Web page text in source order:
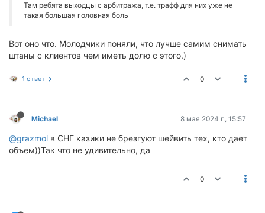
Там ребята выходцы с арбитража, т.е. трафф для них уже не
такая большая головная боль
Вот оно что. Молодчики поняли, что лучше самим снимать
штаны с клиентов чем иметь долю с этого.)
1 ответ 0
Michael 8 мая 2024 г., 15:57
@grazmol в СНГ казики не брезгуют шейвить тех, кто дает
объем))Так что не удивительно, да
0